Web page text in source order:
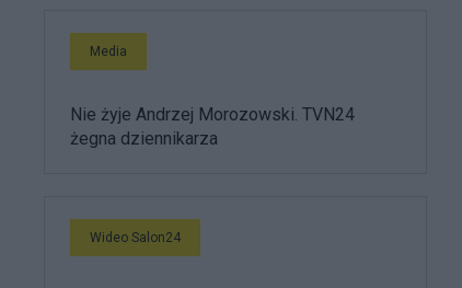
Media
Nie żyje Andrzej Morozowski. TVN24
żegna dziennikarza
Wideo Salon24